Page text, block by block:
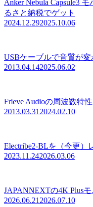
Anker Nebula Capsule3
るさと納税でゲット
2024.12.292025.10.06
USBケーブルで音質が
2013.04.142025.06.02
Frieve Audioの周波数特
2013.03.31 2024.02.10
Electribe2-BLを（今更）
2023.11.242026.03.06
JAPANNEXTの4K Plus
2026.06.21 2026.07.10